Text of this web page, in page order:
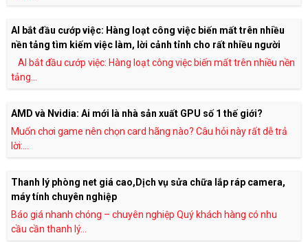
AI bắt đầu cướp việc: Hàng loạt công việc biến mất trên nhiều
nền tảng tìm kiếm việc làm, lời cảnh tỉnh cho rất nhiều người
AI bắt đầu cướp việc: Hàng loạt công việc biến mất trên nhiều nền
tảng...
AMD và Nvidia: Ai mới là nhà sản xuất GPU số 1 thế giới?
Muốn chơi game nên chọn card hãng nào? Câu hỏi này rất dễ trả
lời:...
Thanh lý phòng net giá cao,Dịch vụ sửa chữa lắp ráp camera,
máy tính chuyên nghiệp
Báo giá nhanh chóng – chuyên nghiệp Quý khách hàng có nhu
cầu cần thanh lý...